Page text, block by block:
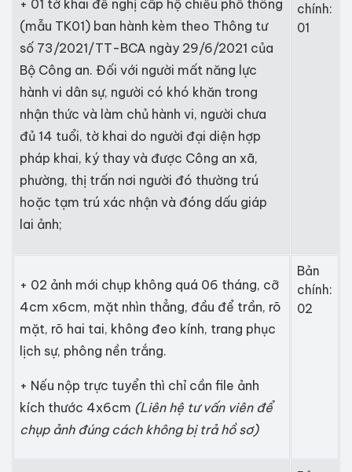
+ 01 tờ khai đề nghị cấp hộ chiếu phổ thông
(mẫu TK01) ban hành kèm theo Thông tư
số 73/2021/TT-BCA ngày 29/6/2021 của
Bộ Công an. Đối với người mất năng lực
hành vi dân sự, người có khó khăn trong
nhận thức và làm chủ hành vi, người chưa
đủ 14 tuổi, tờ khai do người đại diện hợp
pháp khai, ký thay và được Công an xã,
phường, thị trấn nơi người đó thường trú
hoặc tạm trú xác nhận và đóng dấu giáp
lai ảnh;
chính:
01
+ 02 ảnh mới chụp không quá 06 tháng, cỡ
4cm x6cm, mặt nhìn thẳng, đầu để trần, rõ
mặt, rõ hai tai, không đeo kính, trang phục
lịch sự, phông nền trắng.
+ Nếu nộp trực tuyển thì chỉ cần file ảnh
kích thước 4x6cm (Liên hệ tư vấn viên để
chụp ảnh đúng cách không bị trả hồ sơ)
Bản
chính:
02